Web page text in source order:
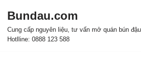
Chuyển
tới
Bundau.com
Cung cấp nguyên liệu, tư vấn mở quán bún
Hotlline: 0888 123 588